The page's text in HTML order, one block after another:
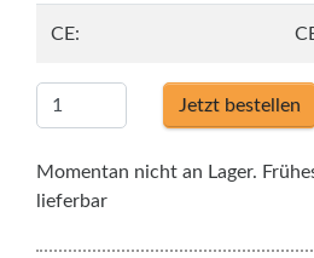
CE:
Jetzt bestellen
Momentan nicht an Lager.
lieferbar